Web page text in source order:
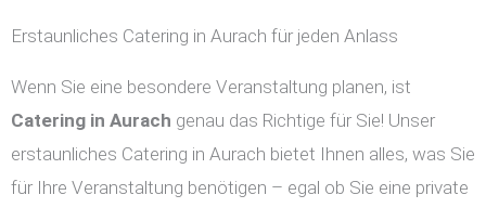
Erstaunliches Catering in Aurach für jeden Anlass
Wenn Sie eine besondere Veranstaltung planen, ist
Catering in Aurach genau das Richtige für Sie! Unser
erstaunliches Catering in Aurach bietet Ihnen alles, was Sie
für Ihre Veranstaltung benötigen – egal ob Sie eine private